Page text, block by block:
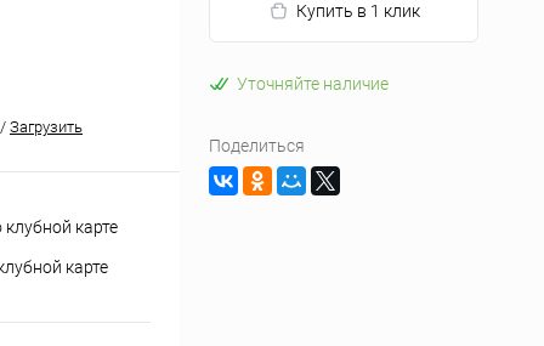
/ Загрузить
карте
Купить в 1 клик
Уточняйте наличие
Поделиться